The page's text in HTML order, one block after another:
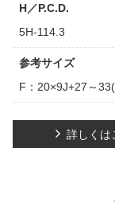
H／P.C.D.
5H-114.3
参考サイズ
F：20×9J+27～
詳しくは